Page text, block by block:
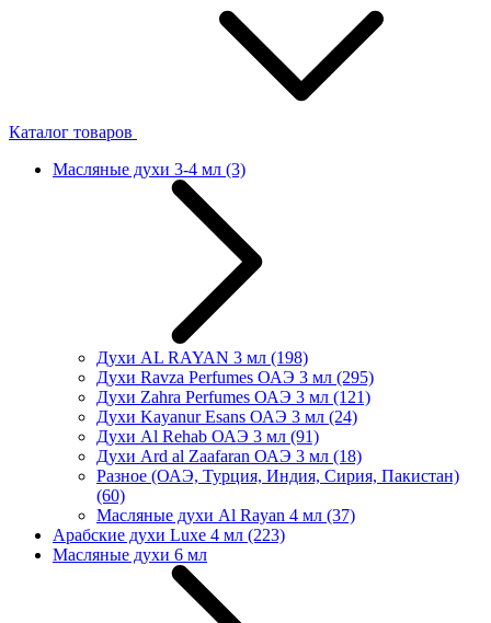
Каталог товаров
Масляные духи 3-4 мл (3)
Духи AL RAYAN 3 мл (198)
Духи Ravza Perfumes ОАЭ 3 мл (295)
Духи Zahra Perfumes ОАЭ 3 мл (121)
Духи Kayanur Esans ОАЭ 3 мл (24)
Духи Al Rehab ОАЭ 3 мл (91)
Духи Ard al Zaafaran ОАЭ 3 мл (18)
Разное (ОАЭ, Турция, Индия, Сирия, Пакистан)
(60)
Масляные духи Al Rayan 4 мл (37)
Арабские духи Luxe 4 мл (223)
Масляные духи 6 мл